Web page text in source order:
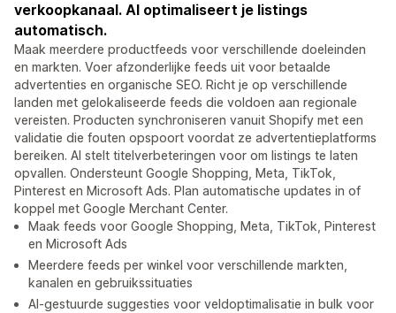
verkoopkanaal. AI optimaliseert je listings
automatisch.
Maak meerdere productfeeds voor verschillende doeleinden
en markten. Voer afzonderlijke feeds uit voor betaalde
advertenties en organische SEO. Richt je op verschillende
landen met gelokaliseerde feeds die voldoen aan regionale
vereisten. Producten synchroniseren vanuit Shopify met een
validatie die fouten opspoort voordat ze advertentieplatforms
bereiken. AI stelt titelverbeteringen voor om listings te laten
opvallen. Ondersteunt Google Shopping, Meta, TikTok,
Pinterest en Microsoft Ads. Plan automatische updates in of
koppel met Google Merchant Center.
Maak feeds voor Google Shopping, Meta, TikTok, Pinterest
en Microsoft Ads
Meerdere feeds per winkel voor verschillende markten,
kanalen en gebruikssituaties
AI-gestuurde suggesties voor veldoptimalisatie in bulk voor